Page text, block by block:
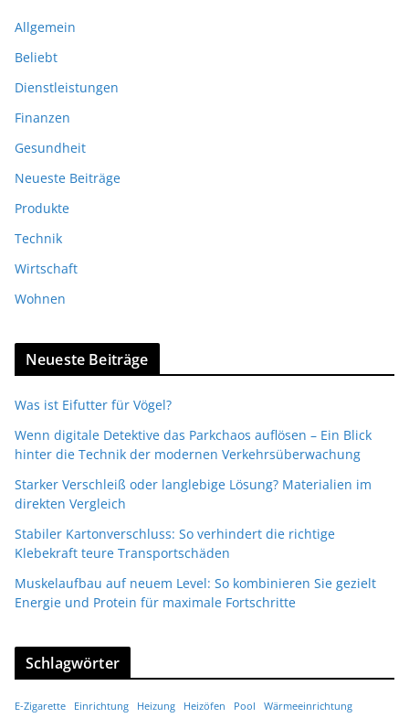
Allgemein
Beliebt
Dienstleistungen
Finanzen
Gesundheit
Neueste Beiträge
Produkte
Technik
Wirtschaft
Wohnen
Neueste Beiträge
Was ist Eifutter für Vögel?
Wenn digitale Detektive das Parkchaos auflösen – Ein Blick
hinter die Technik der modernen Verkehrsüberwachung
Starker Verschleiß oder langlebige Lösung? Materialien im
direkten Vergleich
Stabiler Kartonverschluss: So verhindert die richtige
Klebekraft teure Transportschäden
Muskelaufbau auf neuem Level: So kombinieren Sie gezielt
Energie und Protein für maximale Fortschritte
Schlagwörter
E-Zigarette Einrichtung Heizung Heizöfen Pool Wärmeeinrichtung